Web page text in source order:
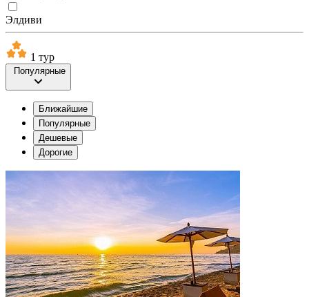
Элдиви
1 тур
Популярные
Ближайшие
Популярные
Дешевые
Дорогие